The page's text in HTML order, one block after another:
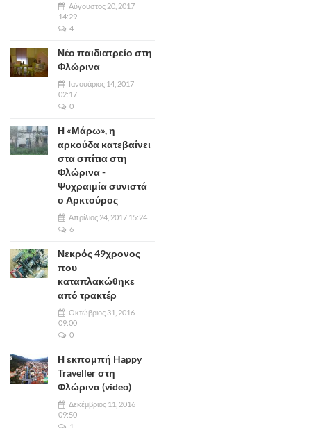
Αύγουστος 20, 2017
14:29
4
Νέο παιδιατρείο στη
Φλώρινα
Ιανουάριος 14, 2017
02:17
0
Η «Μάρω», η
αρκούδα κατεβαίνει
στα σπίτια στη
Φλώρινα -
Ψυχραιμία συνιστά
ο Αρκτούρος
Απρίλιος 24, 2017 15:24
6
Νεκρός 49χρονος
που
καταπλακώθηκε
από τρακτέρ
Οκτώβριος 31, 2016
09:00
0
Η εκπομπή Happy
Traveller στη
Φλώρινα (video)
Δεκέμβριος 11, 2016
09:50
1